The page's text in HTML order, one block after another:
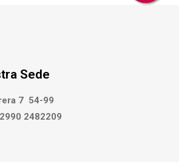
Sede
7 54-99
2482209